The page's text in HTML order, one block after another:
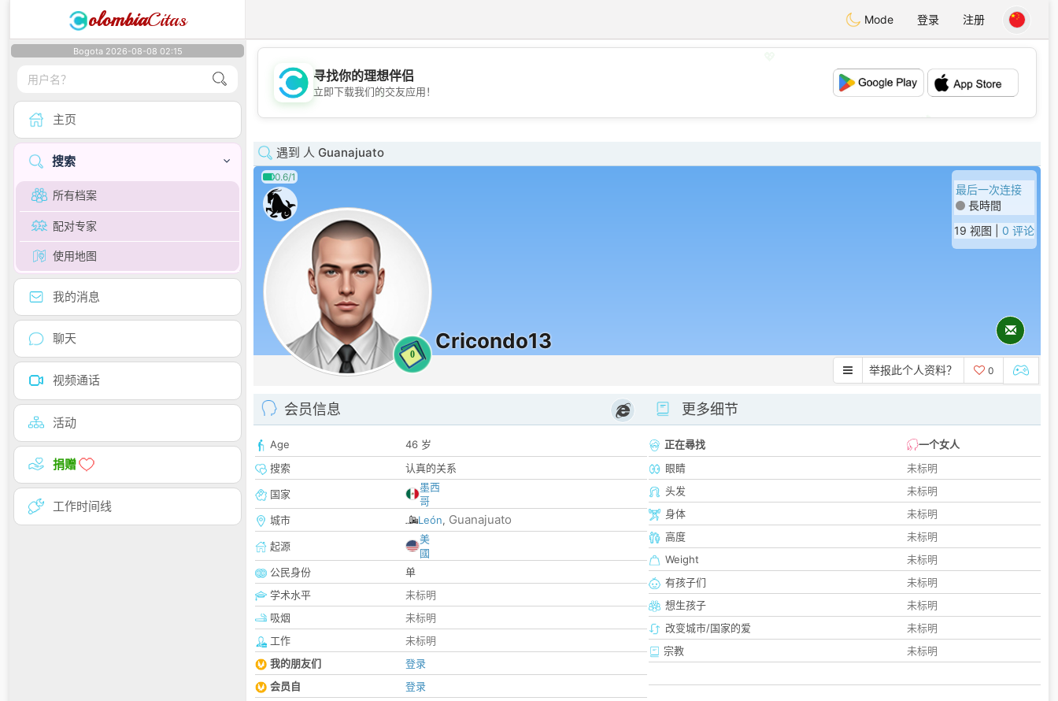
olombiaCitas Mode 登录 注册
Bogota 2026-08-08 02:15
主页
搜索
所有档案
配对专家
使用地图
我的消息
聊天
视频通话
活动
捐赠
工作时间线
💖
💕
寻找你的理想伴侣
立即下载我们的交友应用！
遇到 人 Guanajuato
0.6/1
0
Cricondo13
最后一次连接
長時間
19 视图 | 0 评论
举报此个人资料？ 0
会员信息
Age
46 岁
搜索
认真的关系
国家
墨西
哥
城市
León, Guanajuato
起源
美
國
公民身份
单
学术水平
未标明
吸烟
未标明
工作
未标明
我的朋友们
登录
会员自
登录
更多细节
正在尋找
一个女人
眼睛
未标明
头发
未标明
身体
未标明
高度
未标明
Weight
未标明
有孩子们
未标明
想生孩子
未标明
改变城市/国家的爱
未标明
宗教
未标明